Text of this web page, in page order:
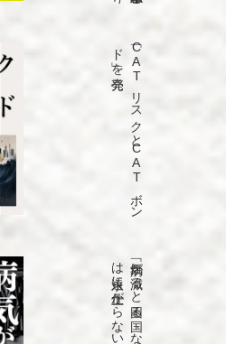
「C
A
T
リ
ス
ク
と
C
A
T
ボ
ン
ド
」を
発売